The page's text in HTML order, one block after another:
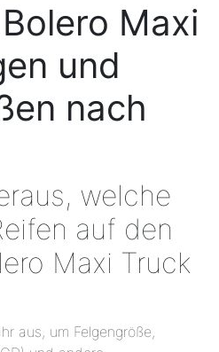
Maxi
und
nach
welche
auf den
Maxi Truck
aus, um Felgengröße,